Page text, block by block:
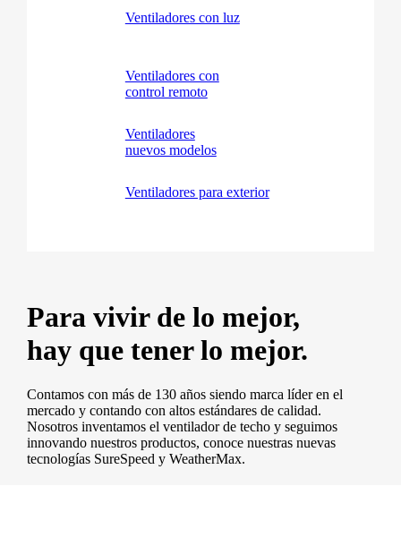
Ventiladores con luz
Ventiladores con
control remoto
Ventiladores
nuevos modelos
Ventiladores para exterior
Para vivir de lo mejor,
hay que tener lo mejor.
Contamos con más de 130 años siendo marca líder en el
mercado y contando con altos estándares de calidad.
Nosotros inventamos el ventilador de techo y seguimos
innovando nuestros productos, conoce nuestras nuevas
tecnologías SureSpeed y WeatherMax.